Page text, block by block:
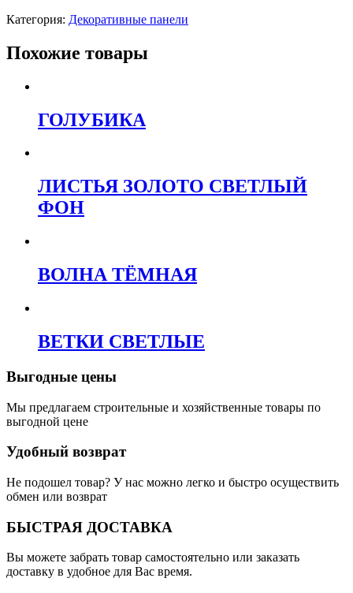
Категория: Декоративные панели
Похожие товары
ГОЛУБИКА
ЛИСТЬЯ ЗОЛОТО СВЕТЛЫЙ
ФОН
ВОЛНА ТЁМНАЯ
ВЕТКИ СВЕТЛЫЕ
Выгодные цены
Мы предлагаем строительные и хозяйственные товары по
выгодной цене
Удобный возврат
Не подошел товар? У нас можно легко и быстро осуществить
обмен или возврат
БЫСТРАЯ ДОСТАВКА
Вы можете забрать товар самостоятельно или заказать
доставку в удобное для Вас время.